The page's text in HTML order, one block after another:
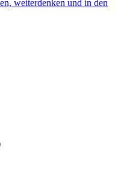
weiterdenken und in den